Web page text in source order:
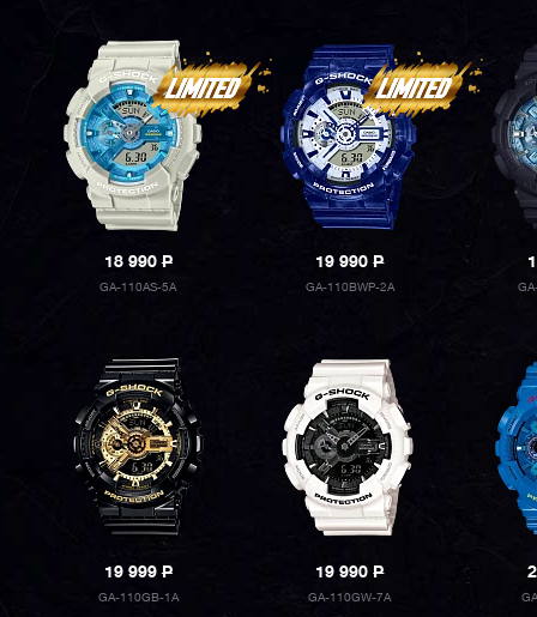
18 990P
GA-110AS-5A
19 990P
GA-110BWP-2A
19 999P
GA-110GB-1A
19 990P
GA-110GW-7A